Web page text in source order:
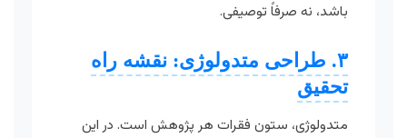
باشد، نه صرفاً توصیفی.
۳. طراحی متدولوژی: نقشه راه
تحقیق
متدولوژی، ستون فقرات هر پژوهش است. در این